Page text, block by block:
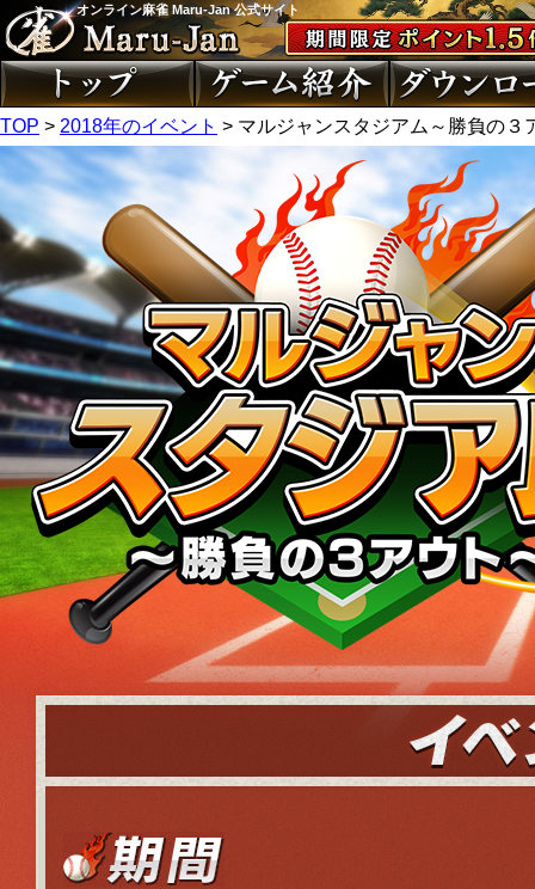
オンライン麻雀 Maru-Jan 公式サイト
TOP > 2018年のイベント > マルジャンスタジアム～勝負の３